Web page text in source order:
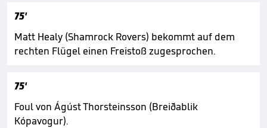
75'
Matt Healy (Shamrock Rovers) bekommt auf dem
rechten Flügel einen Freistoß zugesprochen.
75'
Foul von Ágúst Thorsteinsson (Breiðablik
Kópavogur).